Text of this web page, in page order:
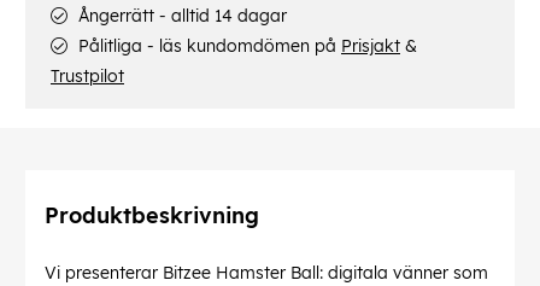
Ångerrätt - alltid 14 dagar
Pålitliga - läs kundomdömen på Prisjakt &
Trustpilot
Produktbeskrivning
Vi presenterar Bitzee Hamster Ball: digitala vänner som